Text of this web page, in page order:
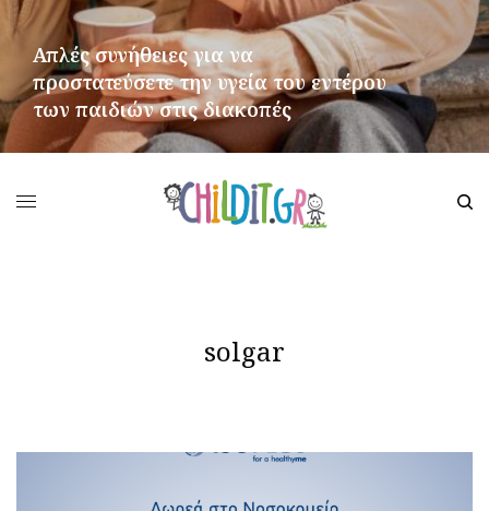
Απλές συνήθειες για να
προστατεύσετε την υγεία του εντέρου
των παιδιών στις διακοπές
solgar